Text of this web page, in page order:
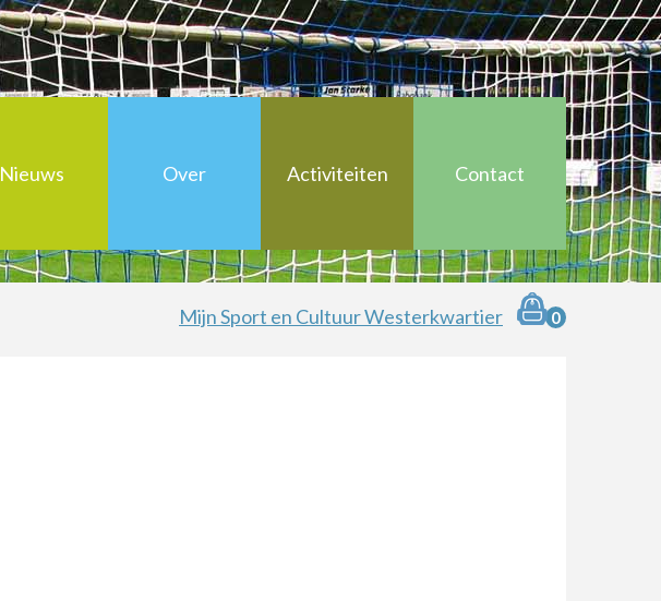
Nieuws Over
Over Sport en Cultuur Westerkwartier
Informatie voor deelnemers
Activiteiten Contact
Mijn Sport en Cultuur Westerkwartier 0